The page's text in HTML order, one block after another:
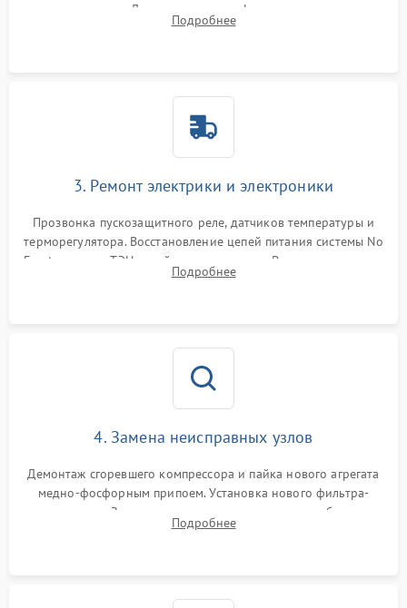
течеискателем. Демонтаж старого фильтра-осушителя и
продувка капиллярной трубки для устранения засоров.
Подробнее
3. Ремонт электрики и электроники
Прозвонка пускозащитного реле, датчиков температуры и
терморегулятора. Восстановление цепей питания системы No
Frost, включая ТЭН оттайки и вентилятор. Ремонт или замена
платы управления при сбоях алгоритмов.
Подробнее
4. Замена неисправных узлов
Демонтаж сгоревшего компрессора и пайка нового агрегата
медно-фосфорным припоем. Установка нового фильтра-
осушителя. Замена изношенных вентиляторов обдува,
сломанных заслонок или поврежденных дверных петель.
Подробнее